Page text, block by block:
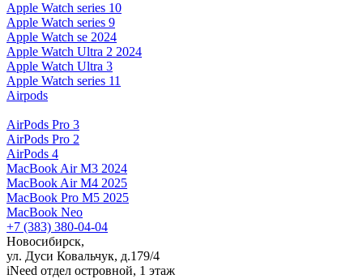
Apple Watch series 10
Apple Watch series 9
Apple Watch se 2024
Apple Watch Ultra 2 2024
Apple Watch Ultra 3
Apple Watch series 11
Airpods
AirPods Pro 3
AirPods Pro 2
AirPods 4
MacBook Air M3 2024
MacBook Air M4 2025
MacBook Pro M5 2025
MacBook Neo
+7 (383) 380-04-04
Новосибирск,
ул. Дуси Ковальчук, д.179/4
iNeed отдел островной, 1 этаж